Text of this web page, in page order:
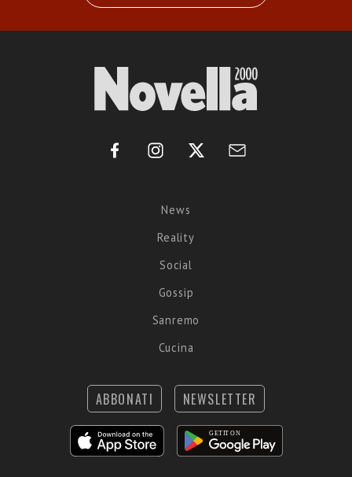
News
Reality
Social
Gossip
Sanremo
Cucina
ABBONATI NEWSLETTER